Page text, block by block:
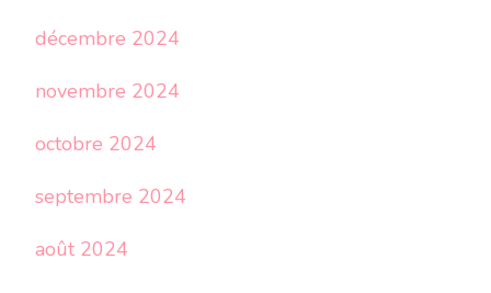
décembre 2024
novembre 2024
octobre 2024
septembre 2024
août 2024